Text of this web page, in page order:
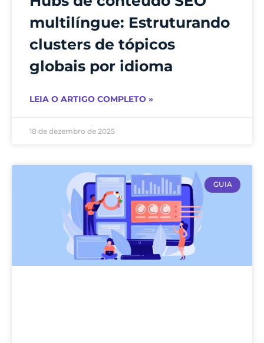
multilíngue: Estruturando
clusters de tópicos
globais por idioma
LEIA O ARTIGO COMPLETO »
18 de dezembro de 2025
GUIA